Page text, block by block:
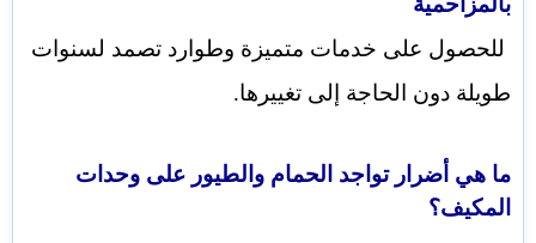
للحصول على خدمات متميزة وطوارد تصمد لسنوات
طويلة دون الحاجة إلى تغييرها.
ما هي أضرار تواجد الحمام والطيور على وحدات
المكيف؟